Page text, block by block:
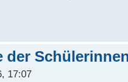
der
17:07